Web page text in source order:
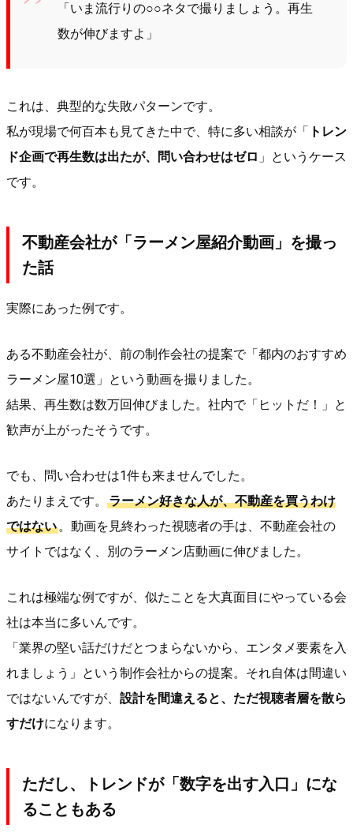
「いま流行りの○○ネタで撮りましょう。再生
数が伸びますよ」
これは、典型的な失敗パターンです。
私が現場で何百本も見てきた中で、特に多い相談が「 トレン
ド企画で再生数は出たが、問い合わせはゼロ 」というケース
です。
不動産会社が「ラーメン屋紹介動画」を撮っ
た話
実際にあった例です。
ある不動産会社が、前の制作会社の提案で「都内のおすすめ
ラーメン屋10選」という動画を撮りました。
結果、再生数は数万回伸びました。社内で「ヒットだ！」と
歓声が上がったそうです。
でも、問い合わせは1件も来ませんでした。
あたりまえです。
ラーメン好きな人が、不動産を買うわけ
ではない。動画を見終わった視聴者の手は、不動産会社の
サイトではなく、別のラーメン店動画に伸びました。
これは極端な例ですが、似たことを大真面目にやっている会
社は本当に多いんです。
「業界の堅い話だけだとつまらないから、エンタメ要素を入
れましょう」という制作会社からの提案。それ自体は間違い
ではないんですが、 設計を間違えると、ただ視聴者層を散ら
すだけになります。
ただし、トレンドが「数字を出す入口」にな
ることもある